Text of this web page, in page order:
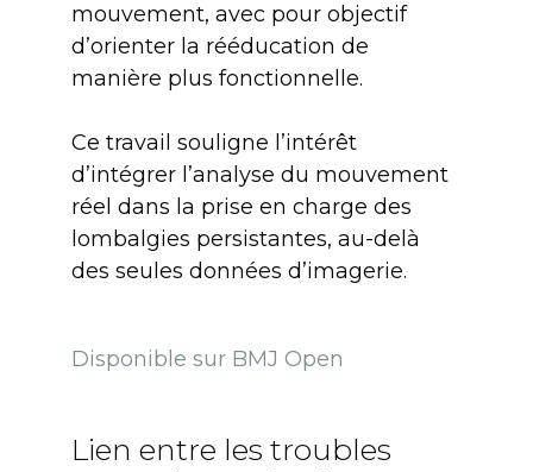
mouvement, avec pour objectif
d’orienter la rééducation de
manière plus fonctionnelle.
Ce travail souligne l’intérêt
d’intégrer l’analyse du mouvement
réel dans la prise en charge des
lombalgies persistantes, au-delà
des seules données d’imagerie.
Disponible sur BMJ Open
Lien entre les troubles